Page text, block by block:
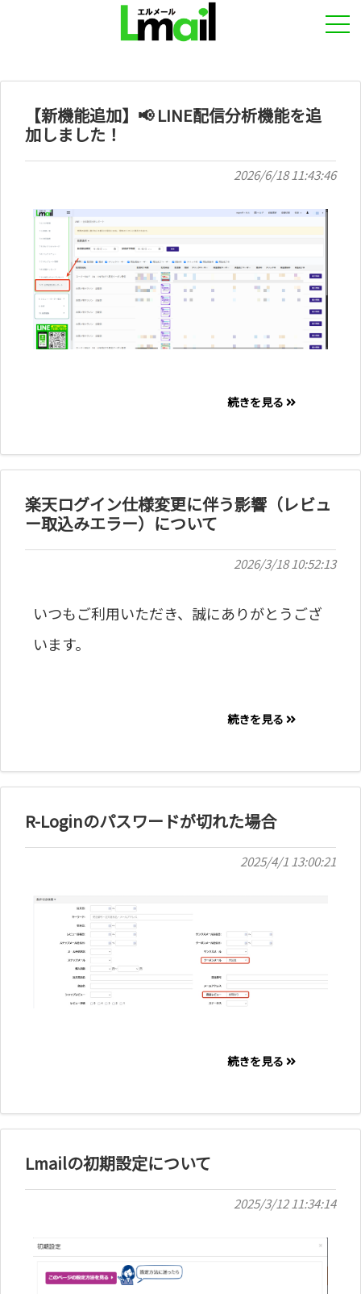
【新機能追加】📢 LINE配信分析機能を追
加しました！
2026/6/18 11:43:46
続きを見る
楽天ログイン仕様変更に伴う影響（レビュ
ー取込みエラー）について
2026/3/18 10:52:13
いつもご利用いただき、誠にありがとうござ
います。
続きを見る
R-Loginのパスワードが切れた場合
2025/4/1 13:00:21
続きを見る
Lmailの初期設定について
2025/3/12 11:34:14